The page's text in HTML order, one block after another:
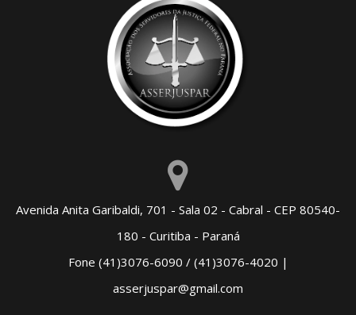
Avenida Anita Garibaldi, 701 - Sala 02 - Cabral - CEP 80540-
180 - Curitiba - Paraná
Fone (41)3076-6090 / (41)3076-4020 |
asserjuspar@gmail.com